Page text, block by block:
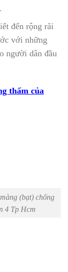
đến rộng rãi
với những
người dân đầu
thấm của
(bạt) chống
4 Tp Hcm